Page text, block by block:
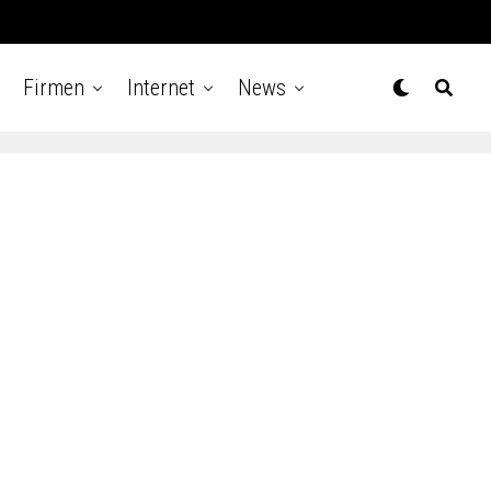
Firmen Internet News